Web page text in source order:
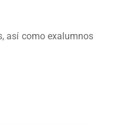
así como exalumnos